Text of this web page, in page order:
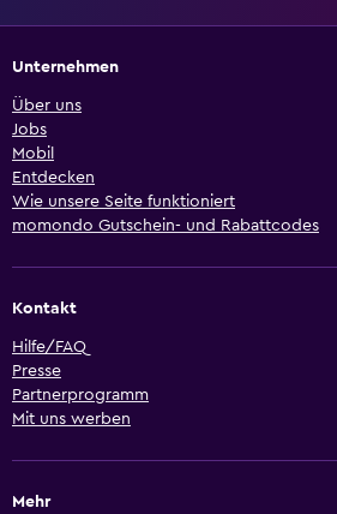
Unternehmen
Über uns
Jobs
Mobil
Entdecken
Wie unsere Seite funktioniert
momondo Gutschein- und Rabattcodes
Kontakt
Hilfe/FAQ
Presse
Partnerprogramm
Mit uns werben
Mehr